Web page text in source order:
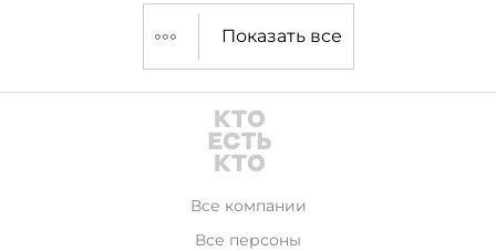
Показать все
Все компании
Все персоны